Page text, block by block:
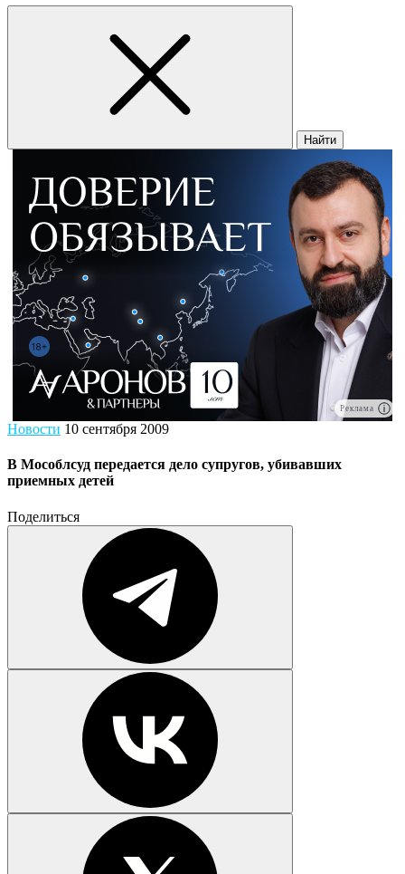
Найти
Реклама
Новости 10 сентября 2009
В Мособлсуд передается дело супругов, убивавших
приемных детей
Поделиться